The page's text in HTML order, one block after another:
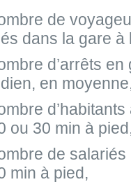
de
dans la gare à
d’arrêts en
en
d’habitants
ou 30 min à
de salariés
min à pied,